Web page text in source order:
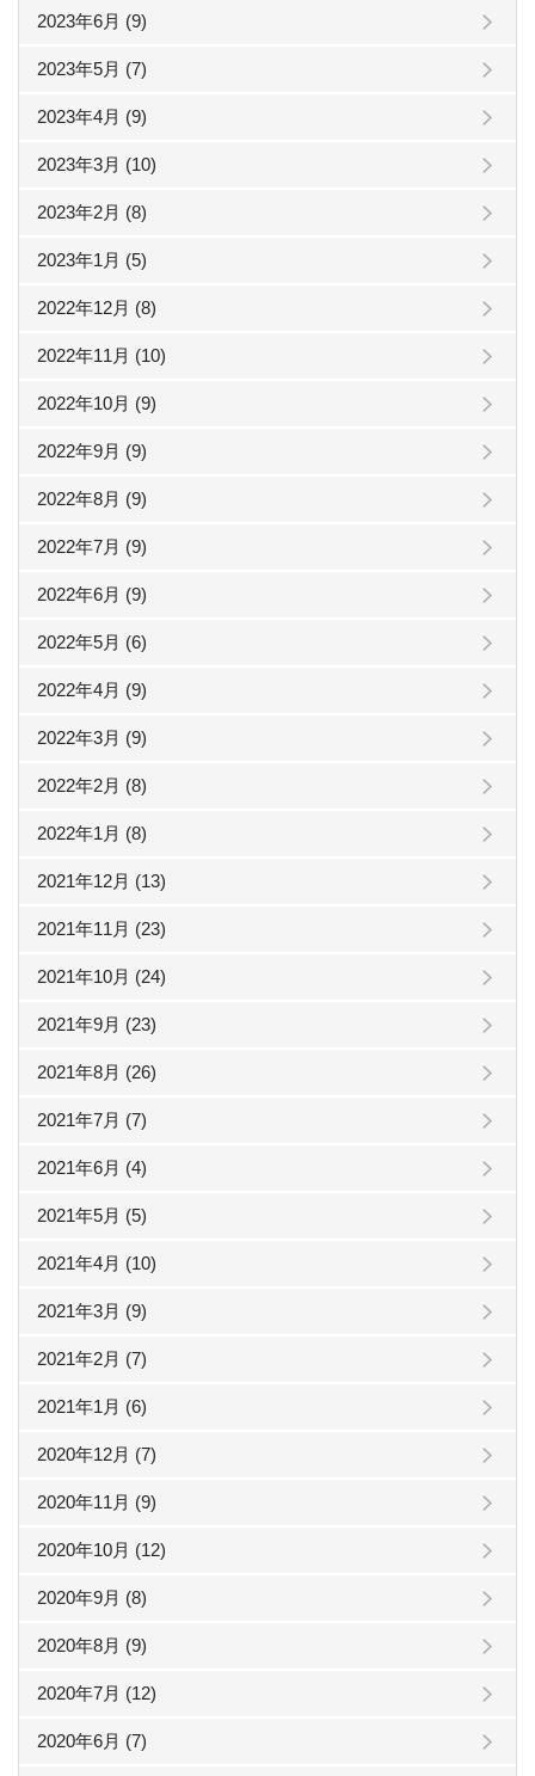
2023年6月 (9)
2023年5月 (7)
2023年4月 (9)
2023年3月 (10)
2023年2月 (8)
2023年1月 (5)
2022年12月 (8)
2022年11月 (10)
2022年10月 (9)
2022年9月 (9)
2022年8月 (9)
2022年7月 (9)
2022年6月 (9)
2022年5月 (6)
2022年4月 (9)
2022年3月 (9)
2022年2月 (8)
2022年1月 (8)
2021年12月 (13)
2021年11月 (23)
2021年10月 (24)
2021年9月 (23)
2021年8月 (26)
2021年7月 (7)
2021年6月 (4)
2021年5月 (5)
2021年4月 (10)
2021年3月 (9)
2021年2月 (7)
2021年1月 (6)
2020年12月 (7)
2020年11月 (9)
2020年10月 (12)
2020年9月 (8)
2020年8月 (9)
2020年7月 (12)
2020年6月 (7)